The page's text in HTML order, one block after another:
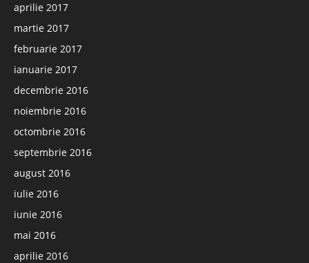
aprilie 2017
martie 2017
februarie 2017
ianuarie 2017
decembrie 2016
noiembrie 2016
octombrie 2016
septembrie 2016
august 2016
iulie 2016
iunie 2016
mai 2016
aprilie 2016